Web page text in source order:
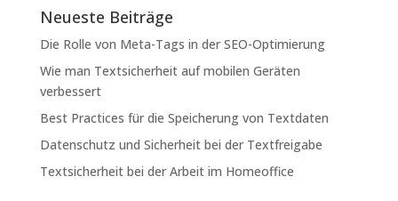
Neueste Beiträge
Die Rolle von Meta-Tags in der SEO-Optimierung
Wie man Textsicherheit auf mobilen Geräten
verbessert
Best Practices für die Speicherung von Textdaten
Datenschutz und Sicherheit bei der Textfreigabe
Textsicherheit bei der Arbeit im Homeoffice